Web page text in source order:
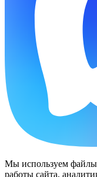
Мы используем файлы
работы сайта,